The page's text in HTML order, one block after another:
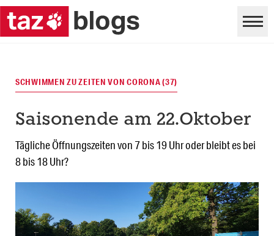
SCHWIMMEN ZU ZEITEN VON CORONA (37)
Saisonende am 22.Oktober
Tägliche Öffnungszeiten von 7 bis 19 Uhr oder bleibt es bei
8 bis 18 Uhr?